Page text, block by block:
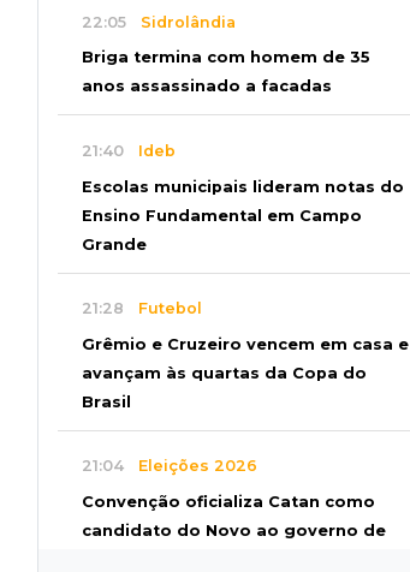
22:05 Sidrolândia
Briga termina com homem de 35
anos assassinado a facadas
21:40 Ideb
Escolas municipais lideram notas do
Ensino Fundamental em Campo
Grande
21:28 Futebol
Grêmio e Cruzeiro vencem em casa e
avançam às quartas da Copa do
Brasil
21:04 Eleições 2026
Convenção oficializa Catan como
candidato do Novo ao governo de